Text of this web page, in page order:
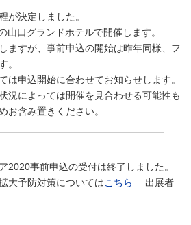
が決定しました。
山口グランドホテルで開催します。
ますが、事前申込の開始は昨年同様、フ
。
は申込開始に合わせてお知らせします。
況によっては開催を見合わせる可能性も
お含み置きください。
2020事前申込の受付は終了しました。
大予防対策についてはこちら
出展者